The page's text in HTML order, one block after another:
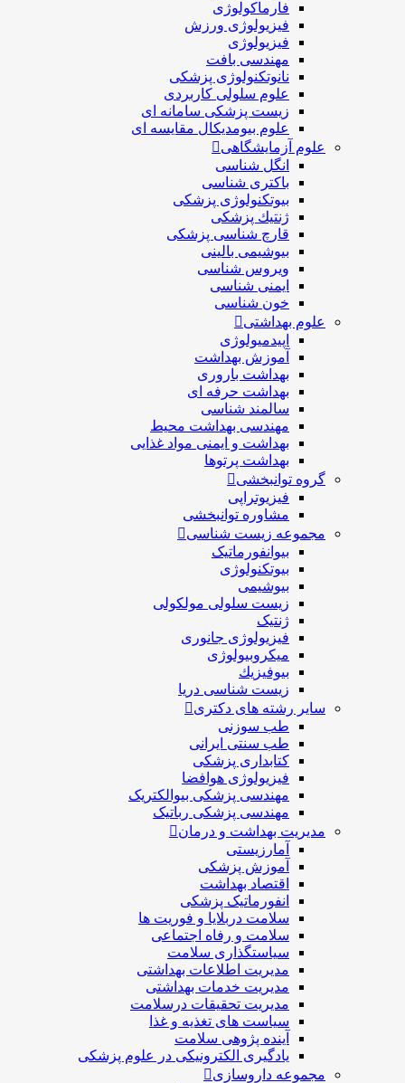
فارماکولوژی
فیزیولوژی ورزش
فیزیولوژی
مهندسی بافت
نانوتکنولوژی پزشکی
علوم سلولی کاربردی
زیست پزشکی سامانه ای
علوم بیومدیکال مقایسه ای
علوم آزمایشگاهی
انگل شناسی
باکتری شناسی
بیوتکنولوژی پزشکی
ژنتيك پزشکی
قارچ شناسی پزشكی
بیوشیمی بالینی
ویروس شناسی
ایمنی شناسی
خون شناسی
علوم بهداشتی
اپیدمیولوژی
آموزش بهداشت
بهداشت باروری
بهداشت حرفه ای
سالمند شناسی
مهندسی بهداشت محيط
بهداشت و ایمنی مواد غذایی
بهداشت پرتوها
گروه توانبخشی
فیزیوتراپی
مشاوره توانبخشی
مجموعه زیست شناسی
بیوانفورماتیک
بیوتکنولوژی
بیوشیمی
زیست سلولی مولکولی
ژنتیک
فیزیولوژی جانوری
میکروبیولوژی
بيوفيزيك
زیست شناسی دریا
سایر رشته های دکتری
طب سوزنی
طب سنتی ایرانی
کتابداری پزشکی
فیزیولوژی هوافضا
مهندسی پزشکی بیوالکتریک
مهندسی پزشکی رباتیک
مدیریت بهداشت و درمان
آمارزیستی
آموزش پزشکی
اقتصاد بهداشت
انفورماتیک پزشکی
سلامت دربلايا و فوريت ها
سلامت و رفاه اجتماعی
سیاستگذاری سلامت
مدیریت اطلاعات بهداشتی
مدیریت خدمات بهداشتی
مدیریت تحقیقات درسلامت
سیاست های تغذیه و غذا
آینده پژوهی سلامت
یادگیری الکترونیکی در علوم پزشکی
مجموعه داروسازی